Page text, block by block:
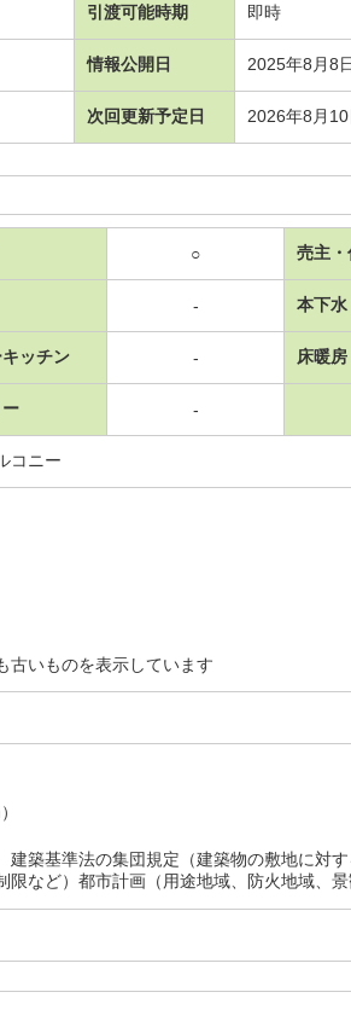
引渡可能時期 即時
情報公開日 2025年8月8
次回更新予定日 2026年8月10
○ 売主・
- 本下水
ッチン - 床暖房
-
コニー
古いものを表示しています
建築基準法の集団規定（建築物の敷地に対
など）都市計画（用途地域、防火地域、景